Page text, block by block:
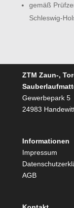
gemäß
Schleswig-
ZTM Zaun-,
Gewerbepark 5
24983
Informationen
Impressum
AGB